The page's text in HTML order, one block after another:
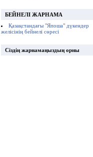
БЕЙНЕЛІ ЖАРНАМА
Қазақстандағы "Япоша" дүкендер
желісінің бейнелі сөресі
Сіздің жарнамаңыздың орны